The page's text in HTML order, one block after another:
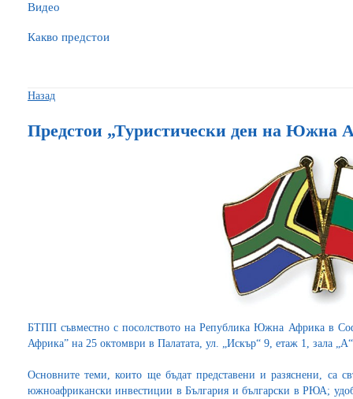
Видео
Какво предстои
Назад
Предстои „Туристически ден на
БТПП съвместно с посолството на Република Южна Африка в
Африка” на 25 октомври в Палатата, ул. „Искър“ 9, етаж 1, зала
Основните теми, които ще бъдат представени и разяснени, са
южноафрикански инвестиции в България и български в РЮА;